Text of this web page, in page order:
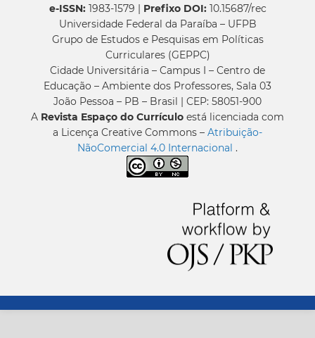
e-ISSN:1983-1579 | Prefixo DOI:10.15687/rec
Universidade Federal da Paraíba – UFPB
Grupo de Estudos e Pesquisas em Políticas
Curriculares (GEPPC)
Cidade Universitária – Campus I – Centro de
Educação – Ambiente dos Professores, Sala 03
João Pessoa – PB – Brasil | CEP: 58051-900
A Revista Espaço do Currículo está licenciada com
a Licença Creative Commons – Atribuição-
NãoComercial 4.0 Internacional .